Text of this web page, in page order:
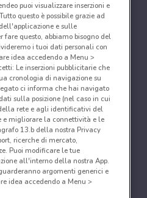
puoi visualizzare inserzioni e
questo è possibile grazie ad
e sulle
questo, abbiamo bisogno del
i tuoi dati personali con
idea accedendo a Menu >
Le inserzioni pubblicitarie che
cronologia di navigazione su
ci informa che hai navigato
sulla posizione (nel caso in cui
rete e agli identificativi del
e migliorare la connettività e le
13.b della nostra Privacy
ricerche di mercato,
Puoi modificare le tue
all'interno della nostra App.
argomenti generici e
idea accedendo a Menu >